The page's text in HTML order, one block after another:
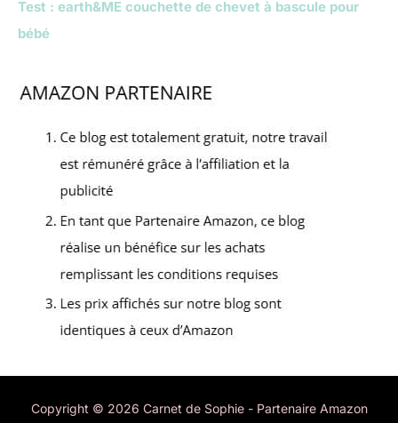
Test : earth&ME couchette de chevet à bascule pour
bébé
Copyright © 2026 Carnet de Sophie - Partenaire Amazon